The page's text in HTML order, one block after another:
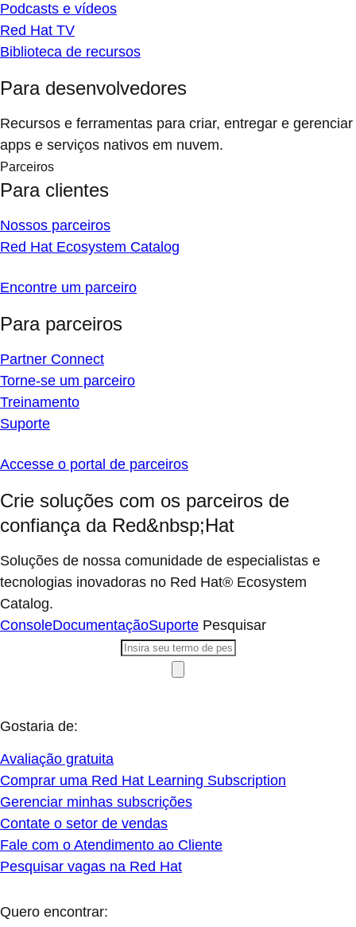
Podcasts e vídeos
Red Hat TV
Biblioteca de recursos
Para desenvolvedores
Recursos e ferramentas para criar, entregar e gerenciar
apps e serviços nativos em nuvem.
Parceiros
Para clientes
Nossos parceiros
Red Hat Ecosystem Catalog
Encontre um parceiro
Para parceiros
Partner Connect
Torne-se um parceiro
Treinamento
Suporte
Accesse o portal de parceiros
Crie soluções com os parceiros de
confiança da Red&nbsp;Hat
Soluções de nossa comunidade de especialistas e
tecnologias inovadoras no Red Hat® Ecosystem
Catalog.
ConsoleDocumentaçãoSuporte Pesquisar
Gostaria de:
Avaliação gratuita
Comprar uma Red Hat Learning Subscription
Gerenciar minhas subscrições
Contate o setor de vendas
Fale com o Atendimento ao Cliente
Pesquisar vagas na Red Hat
Quero encontrar: